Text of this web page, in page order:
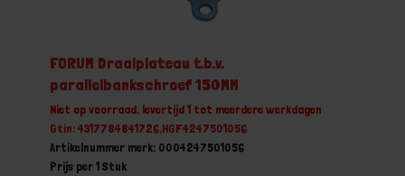
FORUM Draaiplateau t.b.v.
parallelbankschroef 150MM
Niet op voorraad, levertijd 1 tot meerdere werkdagen
Gtin: 4317784841726,HGF4247501056
Artikelnummer merk: 0004247501056
Prijs per 1 Stuk